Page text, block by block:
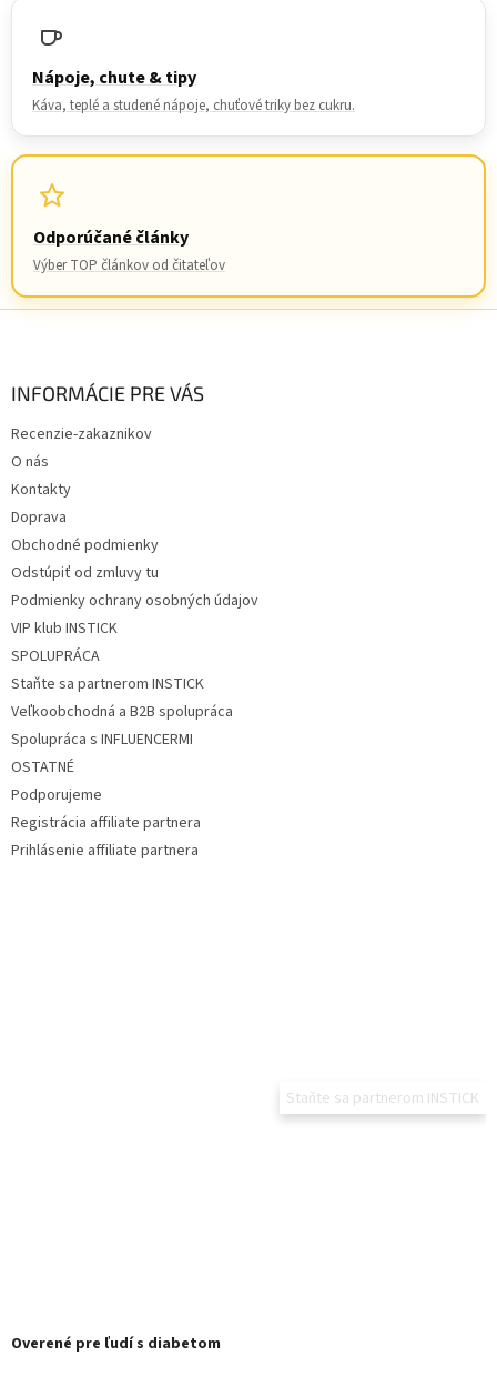
Nápoje, chute & tipy
Káva, teplé a studené nápoje, chuťové triky bez cukru.
Odporúčané články
Výber TOP článkov od čitateľov
INFORMÁCIE PRE VÁS
Recenzie-zakaznikov
O nás
Kontakty
Doprava
Obchodné podmienky
Odstúpiť od zmluvy tu
Podmienky ochrany osobných údajov
VIP klub INSTICK
SPOLUPRÁCA
Staňte sa partnerom INSTICK
Veľkoobchodná a B2B spolupráca
Spolupráca s INFLUENCERMI
OSTATNÉ
Podporujeme
Registrácia affiliate partnera
Prihlásenie affiliate partnera
Staňte sa partnerom INSTICK
Overené pre ľudí s diabetom